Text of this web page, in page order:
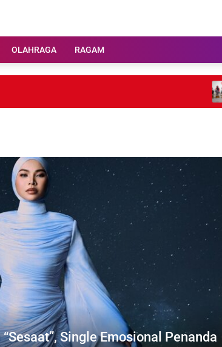
OLAHRAGA RAGAM
Single Emosional Penanda